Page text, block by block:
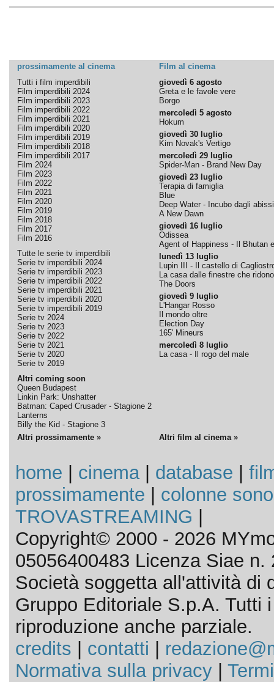
prossimamente al cinema
Film al cinema
Tutti i film imperdibili
Film imperdibili 2024
Film imperdibili 2023
Film imperdibili 2022
Film imperdibili 2021
Film imperdibili 2020
Film imperdibili 2019
Film imperdibili 2018
Film imperdibili 2017
Film 2024
Film 2023
Film 2022
Film 2021
Film 2020
Film 2019
Film 2018
Film 2017
Film 2016
Tutte le serie tv imperdibili
Serie tv imperdibili 2024
Serie tv imperdibili 2023
Serie tv imperdibili 2022
Serie tv imperdibili 2021
Serie tv imperdibili 2020
Serie tv imperdibili 2019
Serie tv 2024
Serie tv 2023
Serie tv 2022
Serie tv 2021
Serie tv 2020
Serie tv 2019
Altri coming soon
Queen Budapest
Linkin Park: Unshatter
Batman: Caped Crusader - Stagione 2
Lanterns
Billy the Kid - Stagione 3
giovedì 6 agosto
Greta e le favole vere
Borgo
mercoledì 5 agosto
Hokum
giovedì 30 luglio
Kim Novak's Vertigo
mercoledì 29 luglio
Spider-Man - Brand New Day
giovedì 23 luglio
Terapia di famiglia
Blue
Deep Water - Incubo dagli abissi
A New Dawn
giovedì 16 luglio
Odissea
Agent of Happiness - Il Bhutan
lunedì 13 luglio
Lupin III - Il castello di
La casa dalle finestre che ridono
The Doors
giovedì 9 luglio
L'Hangar Rosso
Il mondo oltre
Election Day
165' Mineurs
mercoledì 8 luglio
La casa - Il rogo del male
Altri prossimamente » Altri film al cinema »
home cinema| database
prossimamente
colonne
TROVASTREAMING
Copyright© 2000 - 2026
05056400483 Licenza Siae n.
Società soggetta all'attività di
Gruppo Editoriale S.p.A. Tutti
riproduzione anche parziale.
credits
contatti
Normativa sulla privacy|